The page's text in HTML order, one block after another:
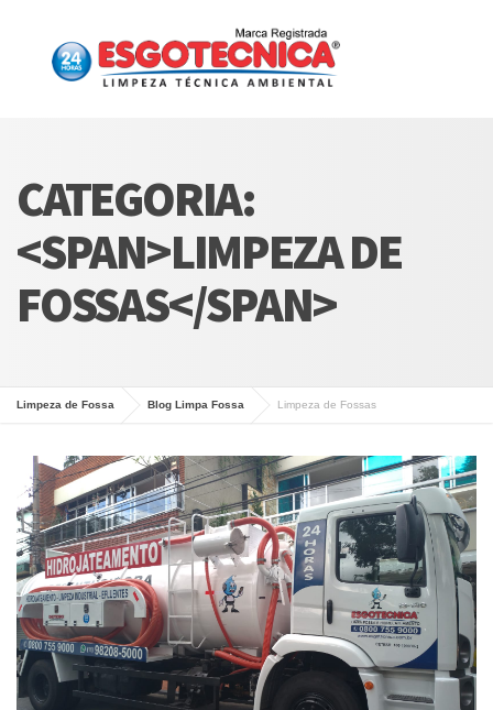
CATEGORIA:
<SPAN>LIMPEZA DE
FOSSAS</SPAN>
Limpeza de Fossa Blog Limpa Fossa Limpeza de Fossas